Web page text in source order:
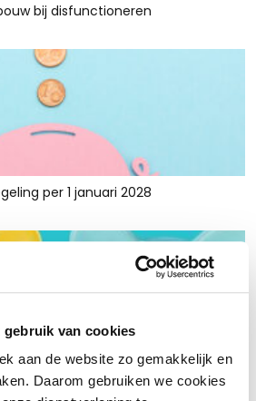
gebruik van cookies
aan de website zo gemakkelijk en
Daarom gebruiken we cookies
bij disfunctioneren
per 1 januari 2028
voor retailers